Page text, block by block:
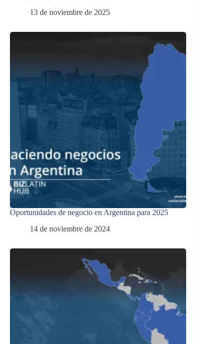
13 de noviembre de 2025
Oportunidades de negocio en Argentina para 2025
14 de noviembre de 2024